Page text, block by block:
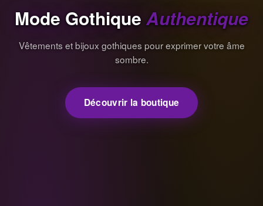
Mode Gothique Authentique
Vêtements et bijoux gothiques pour exprimer votre âme
sombre.
Découvrir la boutique